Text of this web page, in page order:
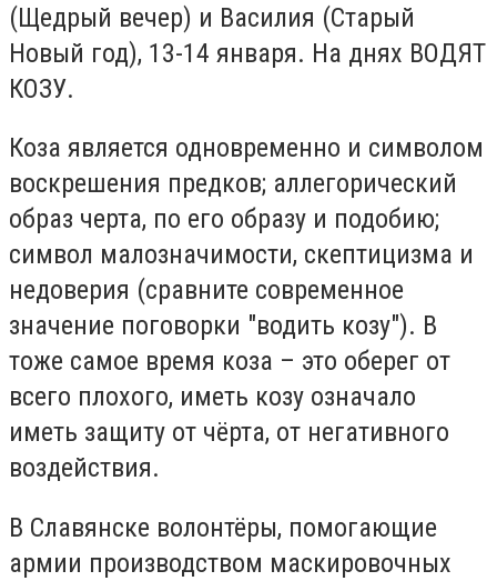
(Щедрый вечер) и Василия (Старый
Новый год), 13-14 января. На днях ВОДЯТ
КОЗУ.
Коза является одновременно и символом
воскрешения предков; аллегорический
образ черта, по его образу и подобию;
символ малозначимости, скептицизма и
недоверия (сравните современное
значение поговорки "водить козу"). В
тоже самое время коза – это оберег от
всего плохого, иметь козу означало
иметь защиту от чёрта, от негативного
воздействия.
В Славянске волонтёры, помогающие
армии производством маскировочных